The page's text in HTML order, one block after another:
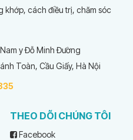
khớp, cách điều trị, chăm sóc
y Đỗ Minh Đường
Toàn, Cầu Giấy, Hà Nội
THEO DÕI CHÚNG TÔI
Facebook